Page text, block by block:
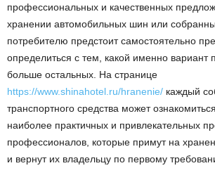
профессиональных и качественных
хранении автомобильных шин или
потребителю предстоит самостоятельно
определиться с тем, какой именно вариант
больше остальных. На странице
https://www.shinahotel.ru/hranenie/ каждый
транспортного средства может
наиболее практичных и привлекательных
профессионалов, которые примут на
и вернут их владельцу по первому